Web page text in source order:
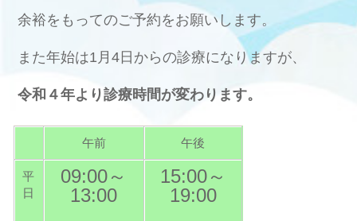
余裕をもってのご予約をお願いします。
また年始は1月4日からの診療になりますが、
令和４年より診療時間が変わります。
午前 午後
平
日
09:00～
13:00
15:00～
19:00